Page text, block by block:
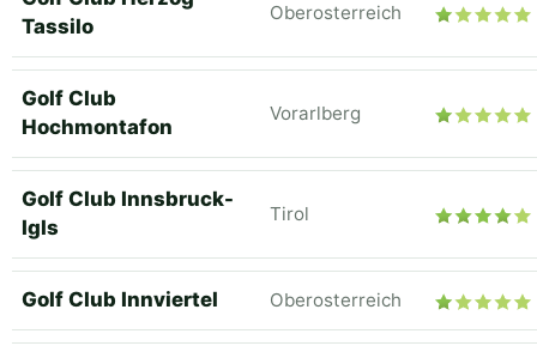
Tassilo
Oberosterreich
Golf Club
Hochmontafon
Vorarlberg
Golf Club Innsbruck-
Igls
Tirol
Golf Club Innviertel Oberosterreich